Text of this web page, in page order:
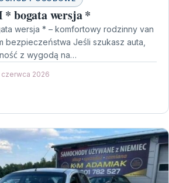
bogata wersja *
wersja * – komfortowy rodzinny van
bezpieczeństwa Jeśli szukasz auta,
z wygodą na…
czerwca 2026